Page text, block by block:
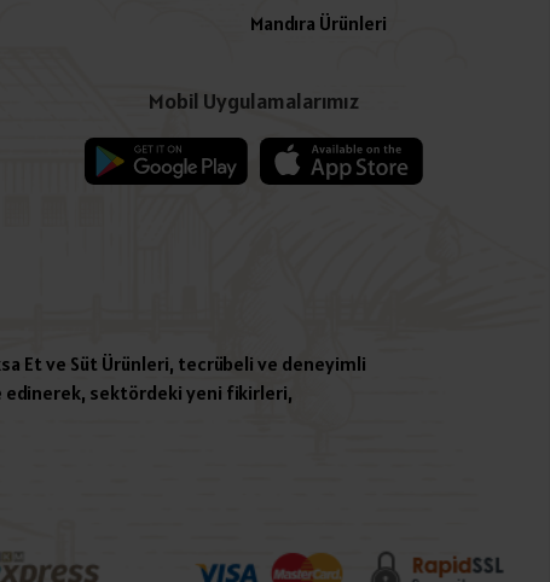
Mandıra Ürünleri
Mobil Uygulamalarımız
Et ve Süt Ürünleri, tecrübeli ve deneyimli
edinerek, sektördeki yeni fikirleri,